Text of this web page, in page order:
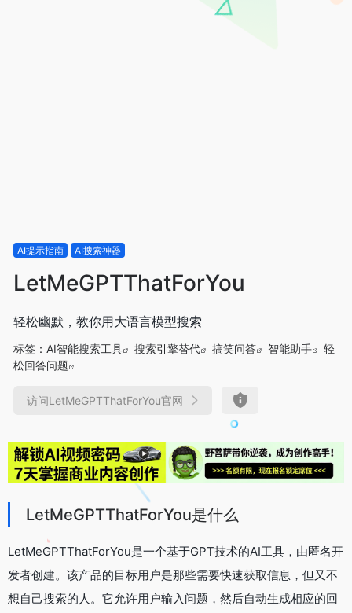
AI提示指南 AI搜索神器
LetMeGPTThatForYou
轻松幽默，教你用大语言模型搜索
标签： AI智能搜索工具 搜索引擎替代 搞笑问答 智能助手
轻
松回答问题
访问LetMeGPTThatForYou官网
LetMeGPTThatForYou是什么
LetMeGPTThatForYou是一个基于GPT技术的AI工具，由匿名开
发者创建。该产品的目标用户是那些需要快速获取信息，但又不
想自己搜索的人。它允许用户输入问题，然后自动生成相应的回